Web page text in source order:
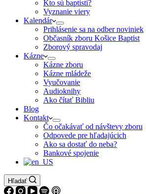
Kto sú baptisti?
Vyznanie viery
Kalendár
Prihlásenie sa na odber noviniek
Občasník zboru Košice Baptist
Zborový spravodaj
Kázne
Kázne zboru
Kázne mládeže
Vyučovanie
Audioknihy
Ako čítať Bibliu
Blog
Kontakt
Čo očakávať od návštevy zboru
Odpovede pre hľadajúcich
Ako sa dostať do neba?
Bankové spojenie
Hľadať